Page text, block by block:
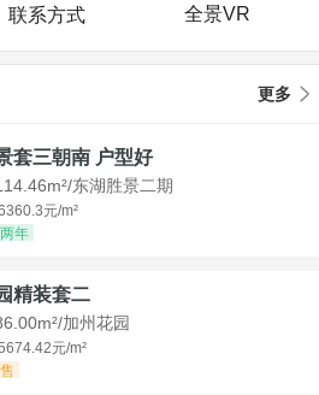
联系方式 全景VR
更多
套三朝南 户型好
东湖胜景二期
元/m²
年
精装套二
加州花园
元/m²